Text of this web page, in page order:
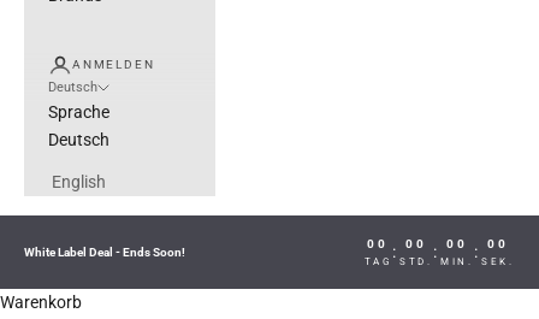
ANMELDEN
Deutsch
Sprache
Deutsch
English
White Label Deal - Ends Soon!
00
TAG
: 00
STD.
: 00
MIN.
: 00
SEK.
Warenkorb